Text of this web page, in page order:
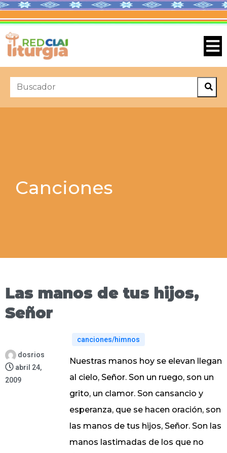
Canciones
Las manos de tus hijos,
Señor
dosrios
abril 24,
2009
canciones/himnos
Nuestras manos hoy se elevan llegan
al cielo, Señor. Son un ruego, son un
grito, un clamor. Son cansancio y
esperanza, que se hacen oración, son
las manos de tus hijos, Señor. Son las
manos lastimadas de los que no